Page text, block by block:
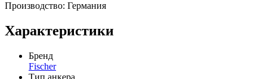
Производство: Германия
Характеристики
Бренд
Fischer